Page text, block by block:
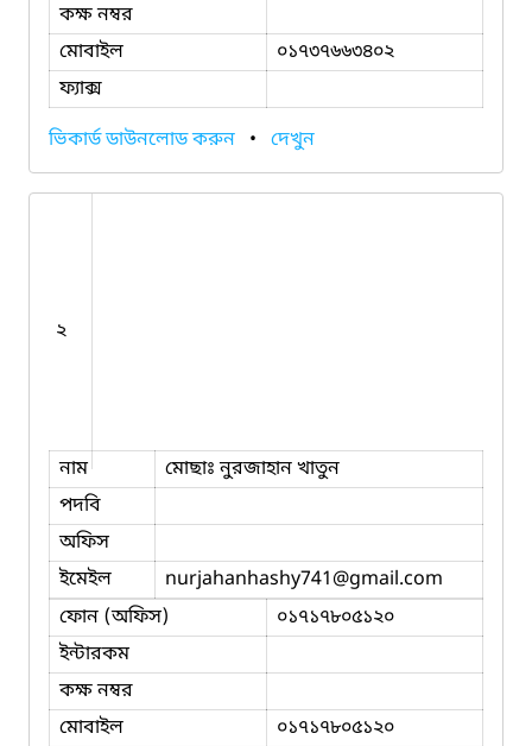
কক্ষ নম্বর
মোবাইল
০১৭৩৭৬৬৩৪০২
ফ্যাক্স
ভিকার্ড ডাউনলোড করুন • দেখুন
২
নাম
মোছাঃ নুরজাহান খাতুন
পদবি
অফিস
ইমেইল
nurjahanhashy741@gmail.com
ফোন (অফিস)
০১৭১৭৮০৫১২০
ইন্টারকম
কক্ষ নম্বর
মোবাইল
০১৭১৭৮০৫১২০